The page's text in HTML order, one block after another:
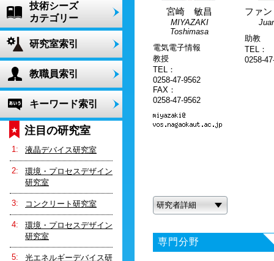
技術シーズ
カテゴリー
研究室索引
教職員索引
キーワード索引
注目の研究室
液晶デバイス研究室
環境・プロセスデザイン
研究室
コンクリート研究室
環境・プロセスデザイン
研究室
光エネルギーデバイス研
宮崎 敏昌
MIYAZAKI
Toshimasa
電気電子情報
教授
TEL：
0258-47-9562
FAX：
0258-47-9562
研究者詳細
ファ
助教
TEL：
0258-
専門分野